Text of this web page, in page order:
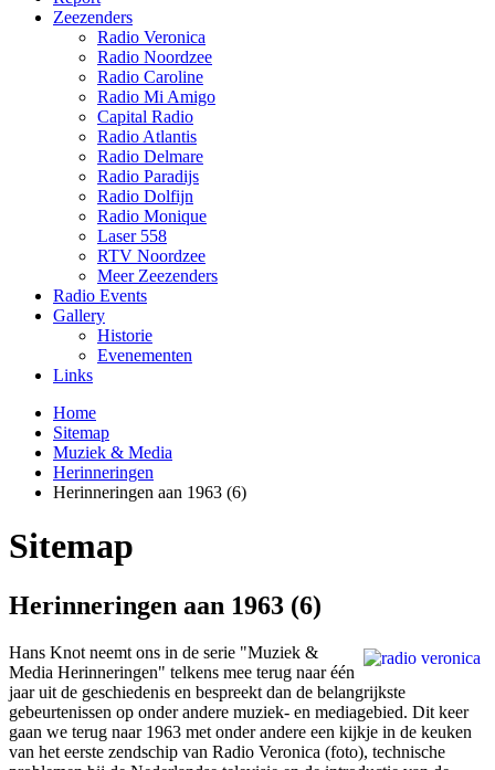
Zeezenders
Radio Veronica
Radio Noordzee
Radio Caroline
Radio Mi Amigo
Capital Radio
Radio Atlantis
Radio Delmare
Radio Paradijs
Radio Dolfijn
Radio Monique
Laser 558
RTV Noordzee
Meer Zeezenders
Radio Events
Gallery
Historie
Evenementen
Links
Home
Sitemap
Muziek & Media
Herinneringen
Herinneringen aan 1963 (6)
Sitemap
Herinneringen aan 1963 (6)
Hans Knot neemt o­ns in de serie "Muziek &
Media Herinneringen" telkens mee terug naar één
jaar uit de geschiedenis en bespreekt dan de belangrijkste
gebeurtenissen op onder andere muziek- en mediagebied. Dit keer
gaan we terug naar 1963 met onder andere een kijkje in de keuken
van het eerste zendschip van Radio Veronica (foto), technische